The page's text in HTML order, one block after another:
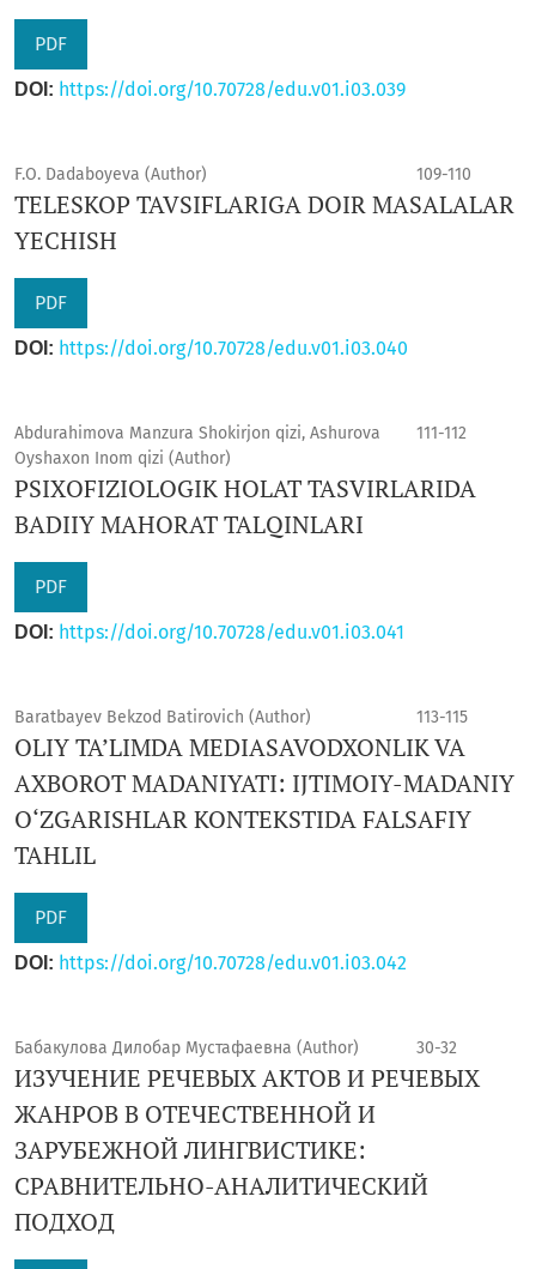
PDF
DOI: https://doi.org/10.70728/edu.v01.i03.039
F.O. Dadaboyeva (Author) 109-110
TELESKOP TAVSIFLARIGA DOIR MASALALAR
YECHISH
PDF
DOI: https://doi.org/10.70728/edu.v01.i03.040
Abdurahimova Manzura Shokirjon qizi, Ashurova
Oyshaxon Inom qizi (Author)
111-112
PSIXОFIZIОLОGIK HОLAT TASVIRLARIDA
BADIIY MAHОRAT TALQINLARI
PDF
DOI: https://doi.org/10.70728/edu.v01.i03.041
Baratbayev Bekzod Batirovich (Author) 113-115
OLIY TA’LIMDA MEDIASAVODXONLIK VA
AXBOROT MADANIYATI: IJTIMOIY-MADANIY
O‘ZGARISHLAR KONTEKSTIDA FALSAFIY
TAHLIL
PDF
DOI: https://doi.org/10.70728/edu.v01.i03.042
Бабакулова Дилобар Мустафаевна (Author) 30-32
ИЗУЧЕНИЕ РЕЧЕВЫХ АКТОВ И РЕЧЕВЫХ
ЖАНРОВ В ОТЕЧЕСТВЕННОЙ И
ЗАРУБЕЖНОЙ ЛИНГВИСТИКЕ:
СРАВНИТЕЛЬНО-АНАЛИТИЧЕСКИЙ
ПОДХОД